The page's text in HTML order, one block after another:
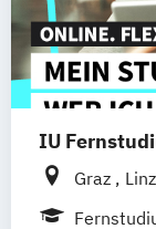
IU
Graz Linz